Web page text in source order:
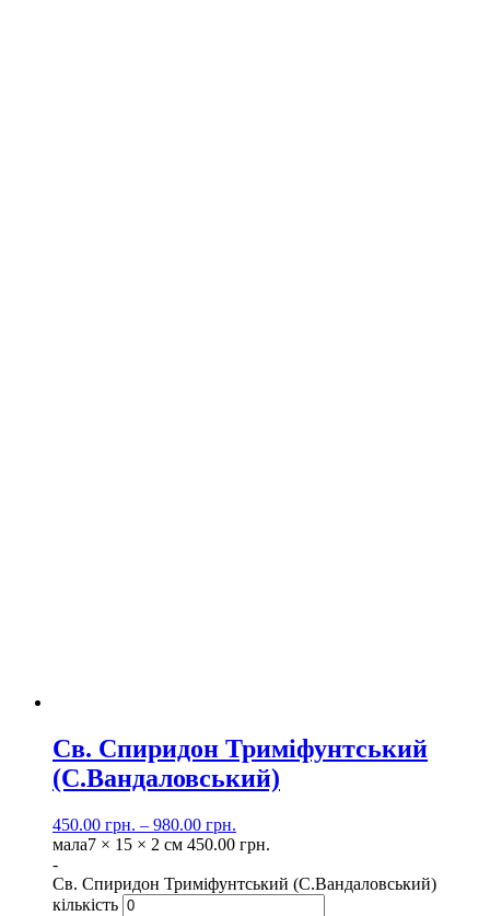
Св. Спиридон Триміфунтський
(С.Вандаловський)
450.00 грн. – 980.00 грн.
мала7 × 15 × 2 см 450.00 грн.
-
Св. Спиридон Триміфунтський (С.Вандаловський)
кількість